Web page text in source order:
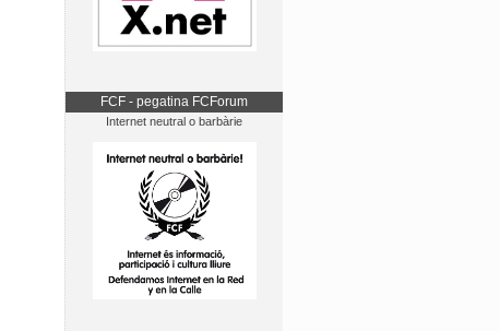
FCF - pegatina FCForum
Internet neutral o barbàrie